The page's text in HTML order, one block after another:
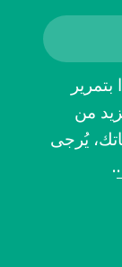
من
يُرجى
.